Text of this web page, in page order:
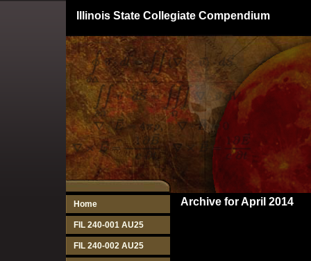
Illinois State Collegiate Compendium
Home
FIL 240-001 AU25
FIL 240-002 AU25
Archive for April 2014